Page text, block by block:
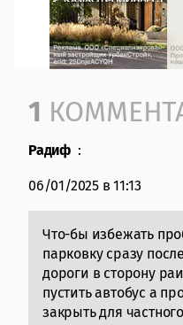
Comment
1
Радиф :
06/01/2025 в 11:13
Что-бы избежать
парковку сразу
дороги в сторону
пустить автобус а
закрыть для